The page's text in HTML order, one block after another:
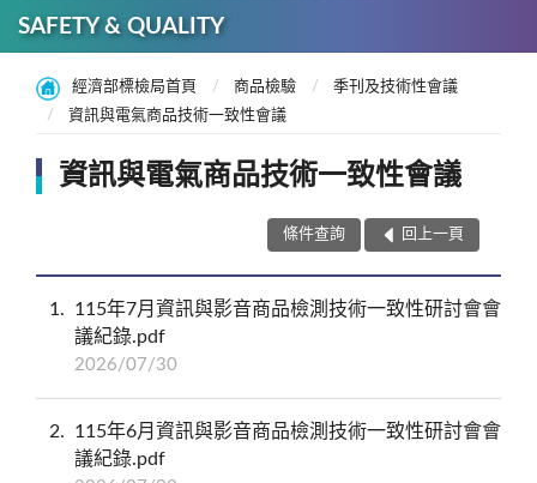
SAFETY & QUALITY
經濟部標檢局首頁 商品檢驗
季刊及技術性會議
資訊與電氣商品技術一致性會議
資訊與電氣商品技術一致性會議
條件查詢 回上一頁
1
115年7月資訊與影音商品檢測技術一致性研討會會
議紀錄.pdf
2026/07/30
2
115年6月資訊與影音商品檢測技術一致性研討會會
議紀錄.pdf